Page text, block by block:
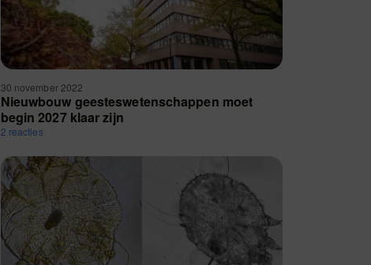
30 november 2022
Nieuwbouw geesteswetenschappen moet
begin 2027 klaar zijn
2 reacties